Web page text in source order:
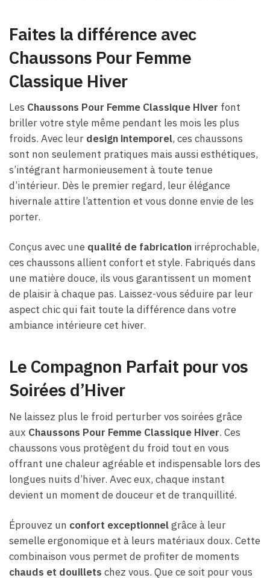
Faites la différence avec
Chaussons Pour Femme
Classique Hiver
Les Chaussons Pour Femme Classique Hiver font
briller votre style même pendant les mois les plus
froids. Avec leur design intemporel, ces chaussons
sont non seulement pratiques mais aussi esthétiques,
s’intégrant harmonieusement à toute tenue
d’intérieur. Dès le premier regard, leur élégance
hivernale attire l’attention et vous donne envie de les
porter.
Conçus avec une qualité de fabrication irréprochable,
ces chaussons allient confort et style. Fabriqués dans
une matière douce, ils vous garantissent un moment
de plaisir à chaque pas. Laissez-vous séduire par leur
aspect chic qui fait toute la différence dans votre
ambiance intérieure cet hiver.
Le Compagnon Parfait pour vos
Soirées d’Hiver
Ne laissez plus le froid perturber vos soirées grâce
aux Chaussons Pour Femme Classique Hiver. Ces
chaussons vous protègent du froid tout en vous
offrant une chaleur agréable et indispensable lors des
longues nuits d’hiver. Avec eux, chaque instant
devient un moment de douceur et de tranquillité.
Éprouvez un confort exceptionnelgrâce à leur
semelle ergonomique et à leurs matériaux doux. Cette
combinaison vous permet de profiter de moments
chauds et douillets chez vous. Que ce soit pour vous